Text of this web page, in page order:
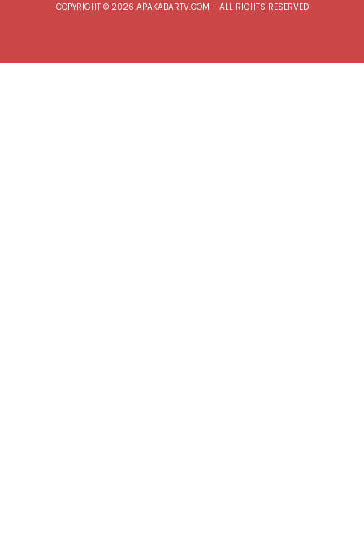
COPYRIGHT © 2026 APAKABARTV.COM - ALL RIGHTS RESERVED